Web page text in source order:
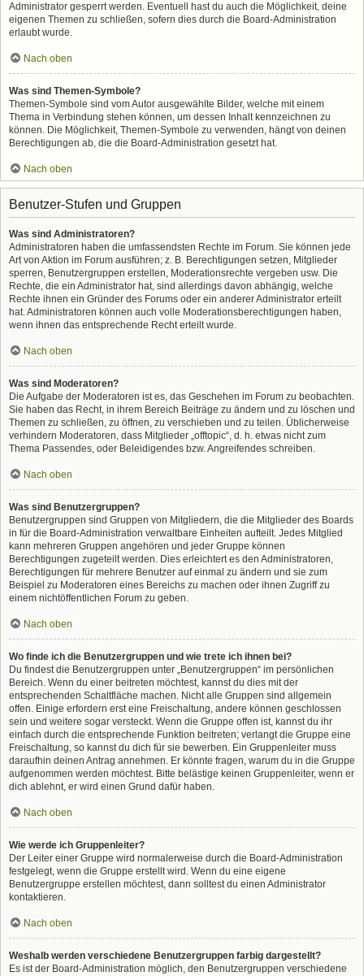
Administrator gesperrt werden. Eventuell hast du auch die Möglichkeit, deine
eigenen Themen zu schließen, sofern dies durch die Board-Administration
erlaubt wurde.
Nach oben
Was sind Themen-Symbole?
Themen-Symbole sind vom Autor ausgewählte Bilder, welche mit einem
Thema in Verbindung stehen können, um dessen Inhalt kennzeichnen zu
können. Die Möglichkeit, Themen-Symbole zu verwenden, hängt von deinen
Berechtigungen ab, die die Board-Administration gesetzt hat.
Nach oben
Benutzer-Stufen und Gruppen
Was sind Administratoren?
Administratoren haben die umfassendsten Rechte im Forum. Sie können jede
Art von Aktion im Forum ausführen; z. B. Berechtigungen setzen, Mitglieder
sperren, Benutzergruppen erstellen, Moderationsrechte vergeben usw. Die
Rechte, die ein Administrator hat, sind allerdings davon abhängig, welche
Rechte ihnen ein Gründer des Forums oder ein anderer Administrator erteilt
hat. Administratoren können auch volle Moderationsberechtigungen haben,
wenn ihnen das entsprechende Recht erteilt wurde.
Nach oben
Was sind Moderatoren?
Die Aufgabe der Moderatoren ist es, das Geschehen im Forum zu beobachten.
Sie haben das Recht, in ihrem Bereich Beiträge zu ändern und zu löschen und
Themen zu schließen, zu öffnen, zu verschieben und zu teilen. Üblicherweise
verhindern Moderatoren, dass Mitglieder „offtopic“, d. h. etwas nicht zum
Thema Passendes, oder Beleidigendes bzw. Angreifendes schreiben.
Nach oben
Was sind Benutzergruppen?
Benutzergruppen sind Gruppen von Mitgliedern, die die Mitglieder des Boards
in für die Board-Administration verwaltbare Einheiten aufteilt. Jedes Mitglied
kann mehreren Gruppen angehören und jeder Gruppe können
Berechtigungen zugeteilt werden. Dies erleichtert es den Administratoren,
Berechtigungen für mehrere Benutzer auf einmal zu ändern und sie zum
Beispiel zu Moderatoren eines Bereichs zu machen oder ihnen Zugriff zu
einem nichtöffentlichen Forum zu geben.
Nach oben
Wo finde ich die Benutzergruppen und wie trete ich ihnen bei?
Du findest die Benutzergruppen unter „Benutzergruppen“ im persönlichen
Bereich. Wenn du einer beitreten möchtest, kannst du dies mit der
entsprechenden Schaltfläche machen. Nicht alle Gruppen sind allgemein
offen. Einige erfordern erst eine Freischaltung, andere können geschlossen
sein und weitere sogar versteckt. Wenn die Gruppe offen ist, kannst du ihr
einfach durch die entsprechende Funktion beitreten; verlangt die Gruppe eine
Freischaltung, so kannst du dich für sie bewerben. Ein Gruppenleiter muss
daraufhin deinen Antrag annehmen. Er könnte fragen, warum du in die Gruppe
aufgenommen werden möchtest. Bitte belästige keinen Gruppenleiter, wenn er
dich ablehnt, er wird einen Grund dafür haben.
Nach oben
Wie werde ich Gruppenleiter?
Der Leiter einer Gruppe wird normalerweise durch die Board-Administration
festgelegt, wenn die Gruppe erstellt wird. Wenn du eine eigene
Benutzergruppe erstellen möchtest, dann solltest du einen Administrator
kontaktieren.
Nach oben
Weshalb werden verschiedene Benutzergruppen farbig dargestellt?
Es ist der Board-Administration möglich, den Benutzergruppen verschiedene